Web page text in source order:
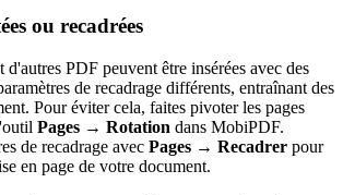
ou recadrées
d'autres PDF peuvent être insérées avec des
de recadrage différents, entraînant des
Pour éviter cela, faites pivoter les pages
Pages → Rotation dans MobiPDF.
de recadrage avec Pages → Recadrer pour
en page de votre document.